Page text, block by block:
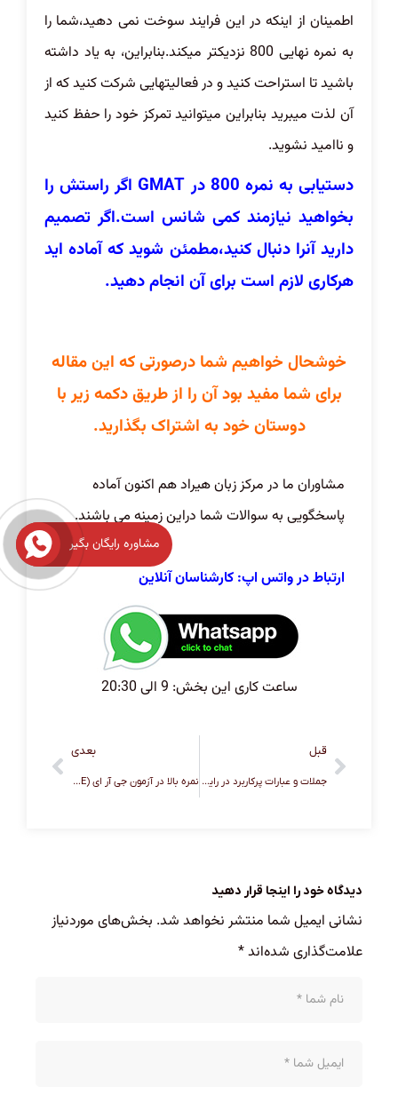
اطمینان از اینکه در این فرایند سوخت نمی دهید،شما را
به نمره نهایی 800 نزدیکتر میکند.بنابراین، به یاد داشته
باشید تا استراحت کنید و در فعالیتهایی شرکت کنید که از
آن لذت میبرید بنابراین میتوانید تمرکز خود را حفظ کنید
و ناامید نشوید.
دستیابی به نمره 800 در GMAT اگر راستش را
بخواهید نیازمند کمی شانس است.اگر تصمیم
دارید آنرا دنبال کنید،مطمئن شوید که آماده اید
هرکاری لازم است برای آن انجام دهید.​
خوشحال خواهیم شما درصورتی که این مقاله
برای شما مفید بود آن را از طریق دکمه زیر با
دوستان خود به اشتراک بگذارید.
مشاوران ما در مرکز زبان هیراد هم اکنون آماده
پاسخگویی به سوالات شما دراین زمینه می باشند.
ارتباط در واتس اپ: کارشناسان آنلاین
ساعت کاری این بخش: 9 الی 20:30
قبل
جملات و عبارات پرکاربرد در رایتینگ آیلتس به جهت کسب نمره 8
بعدی
نمره بالا در آزمون جی‌ آر ای (GRE QUANTITATIVE) و تحصیل در آمریکا!
دیدگاه خود را اینجا قرار دهید
نشانی ایمیل شما منتشر نخواهد شد. بخش‌های موردنیاز
علامت‌گذاری شده‌اند*
مشاوره رایگان بگیر